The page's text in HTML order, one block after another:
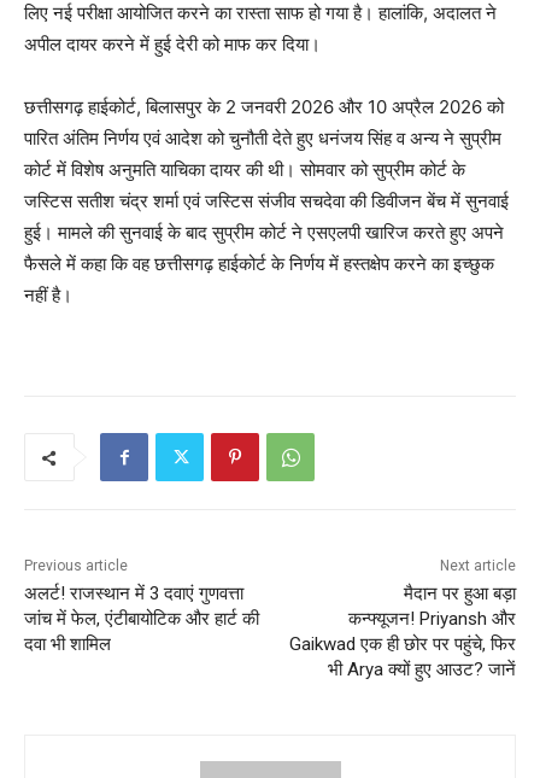
लिए नई परीक्षा आयोजित करने का रास्ता साफ हो गया है। हालांकि, अदालत ने
अपील दायर करने में हुई देरी को माफ कर दिया।
छत्तीसगढ़ हाईकोर्ट, बिलासपुर के 2 जनवरी 2026 और 10 अप्रैल 2026 को
पारित अंतिम निर्णय एवं आदेश को चुनौती देते हुए धनंजय सिंह व अन्य ने सुप्रीम
कोर्ट में विशेष अनुमति याचिका दायर की थी। सोमवार को सुप्रीम कोर्ट के
जस्टिस सतीश चंद्र शर्मा एवं जस्टिस संजीव सचदेवा की डिवीजन बेंच में सुनवाई
हुई। मामले की सुनवाई के बाद सुप्रीम कोर्ट ने एसएलपी खारिज करते हुए अपने
फैसले में कहा कि वह छत्तीसगढ़ हाईकोर्ट के निर्णय में हस्तक्षेप करने का इच्छुक
नहीं है।
Previous article
अलर्ट! राजस्थान में 3 दवाएं गुणवत्ता
जांच में फेल, एंटीबायोटिक और हार्ट की
दवा भी शामिल
Next article
मैदान पर हुआ बड़ा
कन्फ्यूजन! Priyansh और
Gaikwad एक ही छोर पर पहुंचे, फिर
भी Arya क्यों हुए आउट? जानें